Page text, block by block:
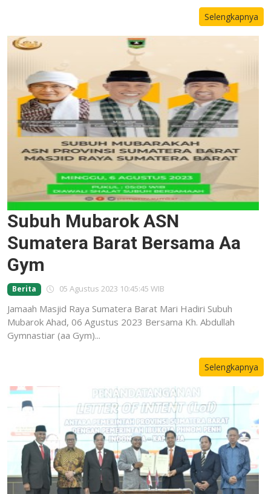
Selengkapnya
Subuh Mubarok ASN
Sumatera Barat Bersama Aa
Gym
Berita 05 Agustus 2023 10:45:45 WIB
Jamaah Masjid Raya Sumatera Barat Mari Hadiri Subuh
Mubarok Ahad, 06 Agustus 2023 Bersama Kh. Abdullah
Gymnastiar (aa Gym)...
Selengkapnya